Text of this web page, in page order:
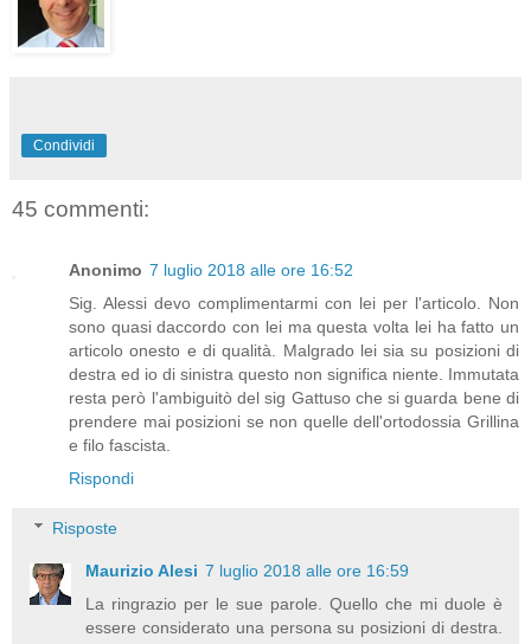
Condividi
45 commenti:
Anonimo 7 luglio 2018 alle ore 16:52
Sig. Alessi devo complimentarmi con lei per l'articolo. Non
sono quasi daccordo con lei ma questa volta lei ha fatto un
articolo onesto e di qualità. Malgrado lei sia su posizioni di
destra ed io di sinistra questo non significa niente. Immutata
resta però l'ambiguitò del sig Gattuso che si guarda bene di
prendere mai posizioni se non quelle dell'ortodossia Grillina
e filo fascista.
Rispondi
Risposte
Maurizio Alesi 7 luglio 2018 alle ore 16:59
La ringrazio per le sue parole. Quello che mi duole è
essere considerato una persona su posizioni di destra.